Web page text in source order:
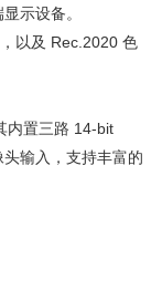
示设备。
以及 Rec.2020 色
置三路 14-bit
输入，支持丰富的